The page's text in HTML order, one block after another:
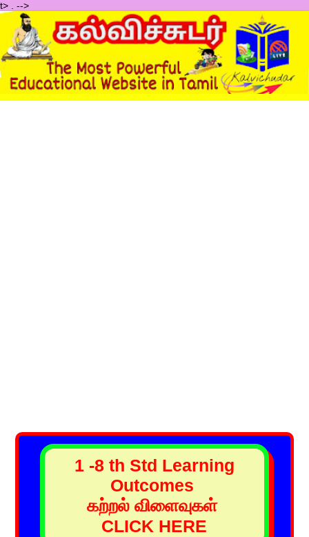
t> -->
1 -8 th Std Learning
Outcomes
கற்றல் விளைவுகள்
CLICK HERE